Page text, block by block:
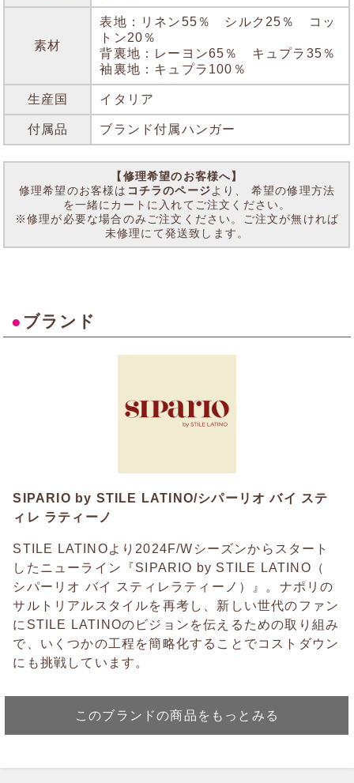
素材
表地：リネン55％ シルク25％ コッ
トン20％
背裏地：レーヨン65％ キュプラ35％
袖裏地：キュプラ100％
生産国 イタリア
付属品 ブランド付属ハンガー
【修理希望のお客様へ】
修理希望のお客様は コチラのページより、 希望の修理方法
を一緒にカートに入れてご注文ください。
※修理が必要な場合のみご注文ください。ご注文が無ければ
未修理にて発送致します。
● ブランド
SIPARIO by STILE LATINO/シパーリオ バイ ステ
ィレ ラティーノ
STILE LATINOより2024F/Wシーズンからスタート
したニューライン『SIPARIO by STILE LATINO（
シパーリオ バイ スティレラティーノ）』。ナポリの
サルトリアルスタイルを再考し、新しい世代のファン
にSTILE LATINOのビジョンを伝えるための取り組み
で、いくつかの工程を簡略化することでコストダウン
にも挑戦しています。
このブランドの商品をもっとみる